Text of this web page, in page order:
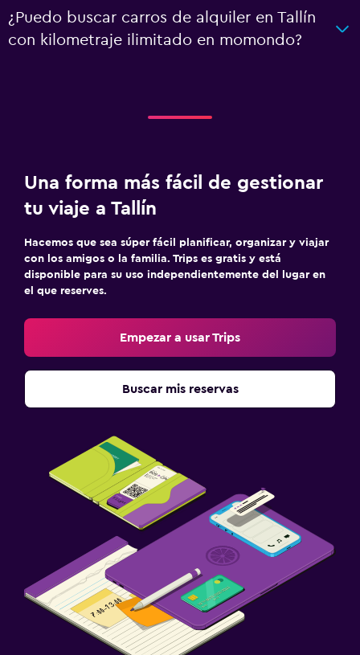
¿Puedo buscar carros de alquiler en Tallín
con kilometraje ilimitado en momondo?
Una forma más fácil de gestionar
tu viaje a Tallín
Hacemos que sea súper fácil planificar, organizar y viajar
con los amigos o la familia. Trips es gratis y está
disponible para su uso independientemente del lugar en
el que reserves.
Empezar a usar Trips
Buscar mis reservas